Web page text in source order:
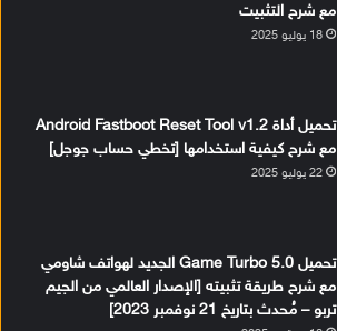
مع شرح التثبيت
18 يوليو 2025
تحميل أداة Android Fastboot Reset Tool v1.2
مع شرح كيفية استخدامها [تخطي حساب جوجل]
22 يوليو 2025
تحميل Game Turbo 5.0 الجديد لهواتف شاومي
مع شرح طريقة تثبيته [الإصدار العالمي من الجيم
تربو – مُحدث بتاريخ 21 نوفمبر 2023]